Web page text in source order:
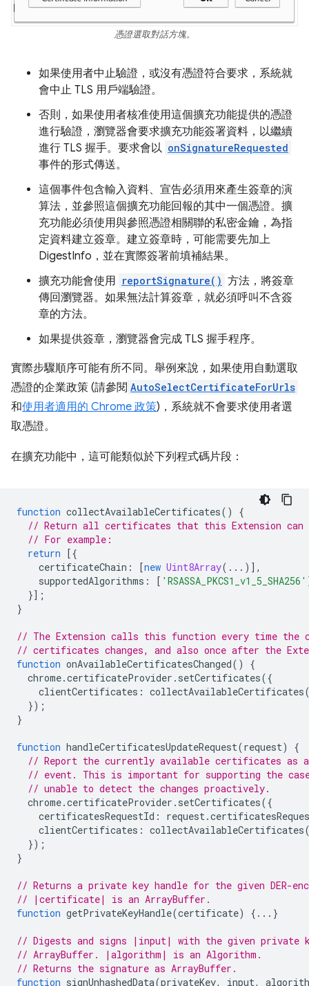
憑證選取對話方塊。
如果使用者中止驗證，或沒有憑證符合要求，系統就
會中止 TLS 用戶端驗證。
否則，如果使用者核准使用這個擴充功能提供的憑證
進行驗證，瀏覽器會要求擴充功能簽署資料，以繼續
進行 TLS 握手。要求會以 onSignatureRequested
事件的形式傳送。
這個事件包含輸入資料、宣告必須用來產生簽章的演
算法，並參照這個擴充功能回報的其中一個憑證。擴
充功能必須使用與參照憑證相關聯的私密金鑰，為指
定資料建立簽章。建立簽章時，可能需要先加上
DigestInfo，並在實際簽署前填補結果。
擴充功能會使用 reportSignature() 方法，將簽章
傳回瀏覽器。如果無法計算簽章，就必須呼叫不含簽
章的方法。
如果提供簽章，瀏覽器會完成 TLS 握手程序。
實際步驟順序可能有所不同。舉例來說，如果使用自動選取
憑證的企業政策 (請參閱 AutoSelectCertificateForUrls
和使用者適用的 Chrome 政策)，系統就不會要求使用者選
取憑證。
在擴充功能中，這可能類似於下列程式碼片段：
function collectAvailableCertificates()
{
// Return all certificates that this Extension can
// For example:
return [{
certificateChain : [new Uint8Array(...)],
supportedAlgorithms : [ 'RSASSA_PKCS1_v1_5_SHA256'
}];
}
// The Extension calls this function every time
// certificates changes, and also once after the
function onAvailableCertificatesChanged()
{
chrome.certificateProvider . setCertificates({
clientCertificates : collectAvailableCertificates
});
}
function handleCertificatesUpdateRequest(request)
{
// Report the currently available certificates as a
// event. This is important for supporting the
// unable to detect the changes proactively.
chrome.certificateProvider . setCertificates({
certificatesRequestId : request.
clientCertificates : collectAvailableCertificates
});
}
// Returns a private key handle for the given DER-
// |certificate| is an ArrayBuffer.
function getPrivateKeyHandle(certificate) {...}
// Digests and signs |input| with the given
// ArrayBuffer. |algorithm| is an Algorithm.
// Returns the signature as ArrayBuffer.
function signUnhashedData(privateKey, input,